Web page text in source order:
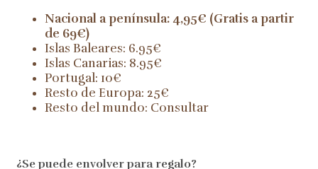
Nacional a península: 4,95€ (Gratis a partir
de 69€)
Islas Baleares: 6.95€
Islas Canarias: 8.95€
Portugal: 10€
Resto de Europa: 25€
Resto del mundo: Consultar
¿Se puede envolver para regalo?